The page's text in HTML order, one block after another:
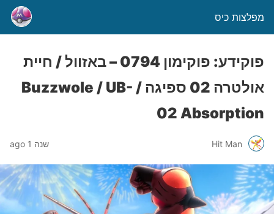
מפלצות כיס
פוקידע: פוקימון 0794 – באזוול / חיית
אולטרה 02 ספיגה / Buzzwole / UB-
02 Absorption
Hit Man שנה 1 ago